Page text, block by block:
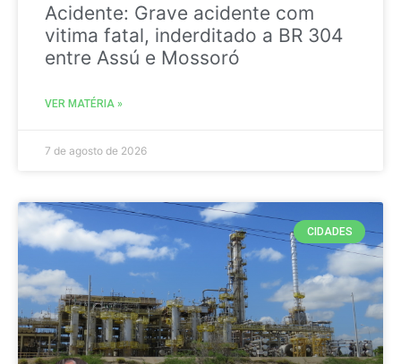
Acidente: Grave acidente com
vitima fatal, inderditado a BR 304
entre Assú e Mossoró
VER MATÉRIA »
7 de agosto de 2026
CIDADES